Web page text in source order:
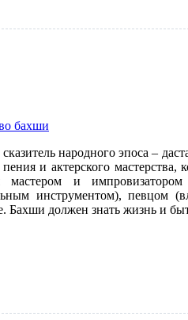
бахши
народного эпоса –
и актерского
мастером и
инструментом), певцом
Бахши должен знать жизнь и